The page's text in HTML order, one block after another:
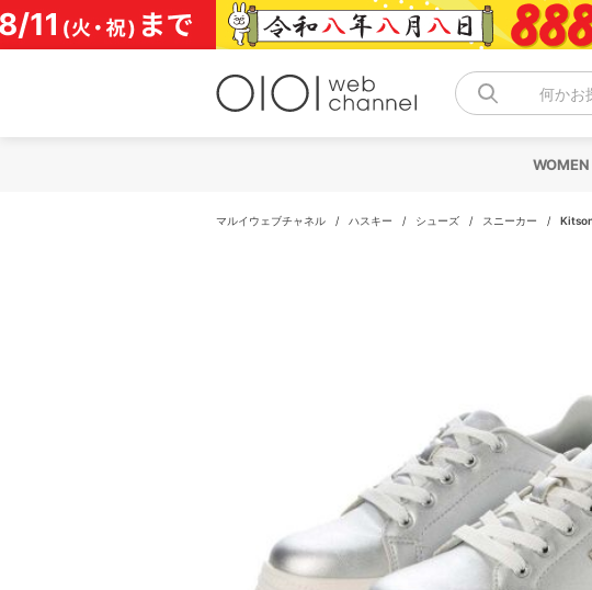
コ
ン
テ
何かお
WOMEN
マルイウェブチャネル / ハスキー / シューズ / スニーカー /